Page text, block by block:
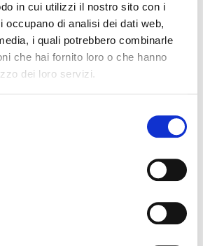
in cui utilizzi il nostro sito con i
occupano di analisi dei dati web,
i quali potrebbero combinarle
che hai fornito loro o che hanno
dei loro servizi.